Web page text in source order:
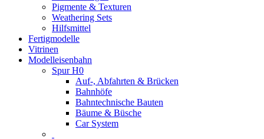
Pigmente & Texturen
Weathering Sets
Hilfsmittel
Fertigmodelle
Vitrinen
Modelleisenbahn
Spur H0
Auf-, Abfahrten & Brücken
Bahnhöfe
Bahntechnische Bauten
Bäume & Büsche
Car System